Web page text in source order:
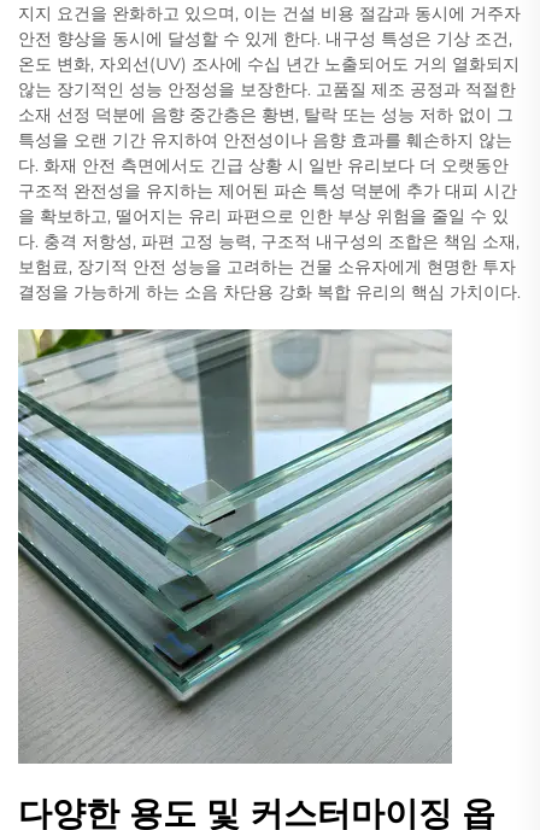
지지 요건을 완화하고 있으며, 이는 건설 비용 절감과 동시에 거주자
안전 향상을 동시에 달성할 수 있게 한다. 내구성 특성은 기상 조건,
온도 변화, 자외선(UV) 조사에 수십 년간 노출되어도 거의 열화되지
않는 장기적인 성능 안정성을 보장한다. 고품질 제조 공정과 적절한
소재 선정 덕분에 음향 중간층은 황변, 탈락 또는 성능 저하 없이 그
특성을 오랜 기간 유지하여 안전성이나 음향 효과를 훼손하지 않는
다. 화재 안전 측면에서도 긴급 상황 시 일반 유리보다 더 오랫동안
구조적 완전성을 유지하는 제어된 파손 특성 덕분에 추가 대피 시간
을 확보하고, 떨어지는 유리 파편으로 인한 부상 위험을 줄일 수 있
다. 충격 저항성, 파편 고정 능력, 구조적 내구성의 조합은 책임 소재,
보험료, 장기적 안전 성능을 고려하는 건물 소유자에게 현명한 투자
결정을 가능하게 하는 소음 차단용 강화 복합 유리의 핵심 가치이다.
다양한 용도 및 커스터마이징 옵